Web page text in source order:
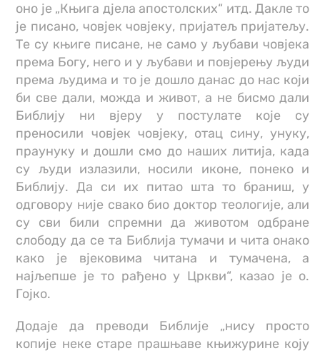
оно је „Књига дјела апостолских“ итд. Дакле то
је писано, човјек човјеку, пријатељ пријатељу.
Те су књиге писане, не само у љубави човјека
према Богу, него и у љубави и повјерењу људи
према људима и то је дошло данас до нас који
би све дали, можда и живот, а не бисмо дали
Библију ни вјеру у постулате које су
преносили човјек човјеку, отац сину, унуку,
праунуку и дошли смо до наших литија, када
су људи излазили, носили иконе, понеко и
Библију. Да си их питао шта то браниш, у
одговору није свако био доктор теологије, али
су сви били спремни да животом одбране
слободу да се та Библија тумачи и чита онако
како је вјековима читана и тумачена, а
најљепше је то рађено у Цркви“, казао је о.
Гојко.
Додаје да преводи Библије „нису просто
копије неке старе прашњаве књижурине коју